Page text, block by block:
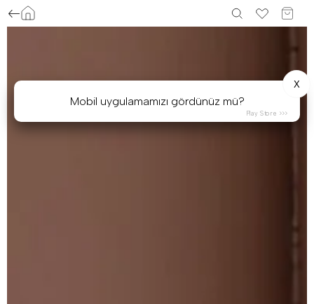
Mobil uygulamamızı gördünüz mü?
X
Play Store >>>